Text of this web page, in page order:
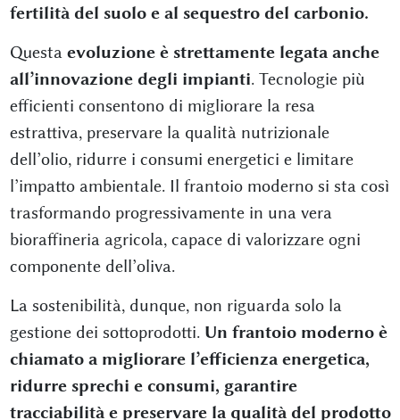
fertilità del suolo e al sequestro del carbonio.
Questa evoluzione è strettamente legata anche
all’innovazione degli impianti. Tecnologie più
efficienti consentono di migliorare la resa
estrattiva, preservare la qualità nutrizionale
dell’olio, ridurre i consumi energetici e limitare
l’impatto ambientale. Il frantoio moderno si sta così
trasformando progressivamente in una vera
bioraffineria agricola, capace di valorizzare ogni
componente dell’oliva.
La sostenibilità, dunque, non riguarda solo la
gestione dei sottoprodotti. Un frantoio moderno è
chiamato a migliorare l’efficienza energetica,
ridurre sprechi e consumi, garantire
tracciabilità e preservare la qualità del prodotto